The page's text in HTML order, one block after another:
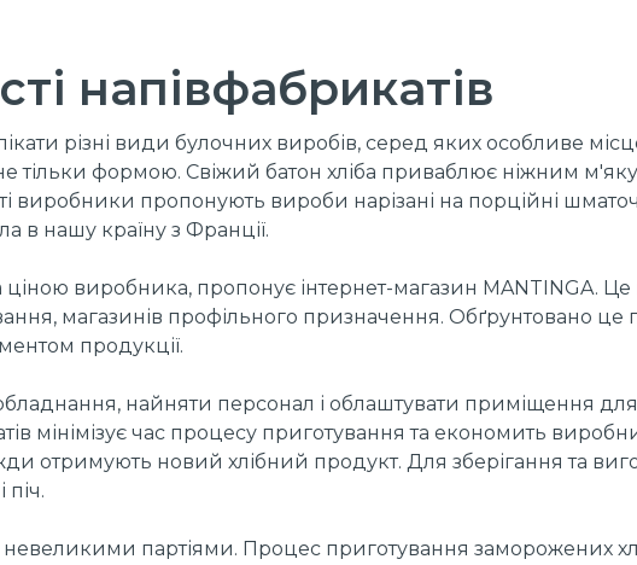
напівфабрикатів
різні види булочних виробів, серед яких особливе
тільки формою. Свіжий батон хліба приваблює ніжним
виробники пропонують вироби нарізані на порційні
в нашу країну з Франції.
ціною виробника, пропонує інтернет-магазин MANTINGA. Це
магазинів профільного призначення. Обґрунтовано це
продукції.
найняти персонал і облаштувати приміщення
мінімізує час процесу приготування та економить
отримують новий хлібний продукт. Для зберігання та
партіями. Процес приготування заморожених